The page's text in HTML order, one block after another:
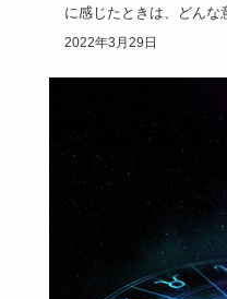
に感じたときは、どんな
んだか特別…
2022年3月29日